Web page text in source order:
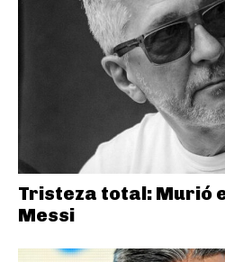
Tristeza total: Murió
Messi